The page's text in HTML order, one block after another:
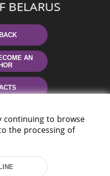
AN
continuing to browse
the processing of